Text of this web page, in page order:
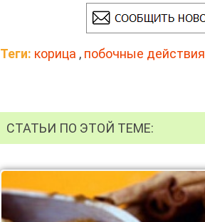
Теги: корица , побочные действия
СТАТЬИ ПО ЭТОЙ ТЕМЕ: